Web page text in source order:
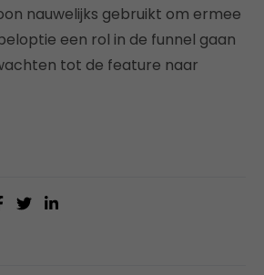
nauwelijks gebruikt om ermee
een rol in de funnel gaan
tot de feature naar